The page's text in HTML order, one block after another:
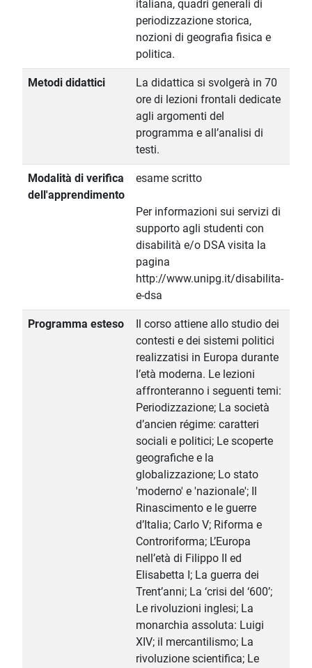
italiana, quadri generali di
periodizzazione storica,
nozioni di geografia fisica e
politica.
Metodi didattici
La didattica si svolgerà in 70
ore di lezioni frontali dedicate
agli argomenti del
programma e all’analisi di
testi.
Modalità di verifica
dell'apprendimento
esame scritto
Per informazioni sui servizi di
supporto agli studenti con
disabilità e/o DSA visita la
pagina
http://www.unipg.it/disabilita-
e-dsa
Programma esteso
Il corso attiene allo studio dei
contesti e dei sistemi politici
realizzatisi in Europa durante
l’età moderna. Le lezioni
affronteranno i seguenti temi:
Periodizzazione; La società
d’ancien régime: caratteri
sociali e politici; Le scoperte
geografiche e la
globalizzazione; Lo stato
'moderno' e 'nazionale'; Il
Rinascimento e le guerre
d’Italia; Carlo V; Riforma e
Controriforma; L’Europa
nell’età di Filippo II ed
Elisabetta I; La guerra dei
Trent’anni; La ‘crisi del ‘600’;
Le rivoluzioni inglesi; La
monarchia assoluta: Luigi
XIV; il mercantilismo; La
rivoluzione scientifica; Le